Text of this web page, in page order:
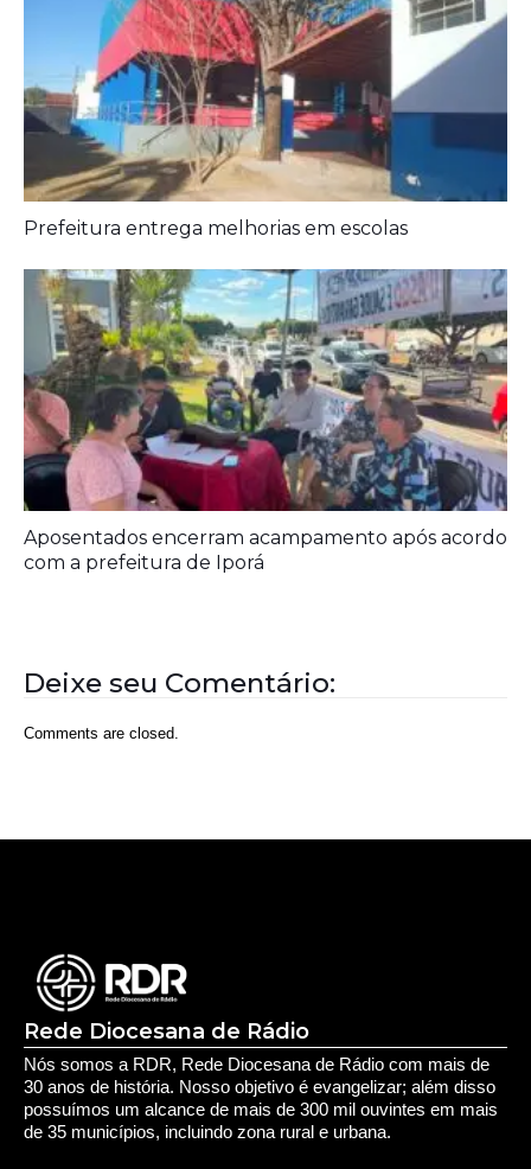
Prefeitura entrega melhorias em escolas
Aposentados encerram acampamento após acordo
com a prefeitura de Iporá
Deixe seu Comentário:
Comments are closed.
Rede Diocesana de Rádio
Nós somos a RDR, Rede Diocesana de Rádio com mais de
30 anos de história. Nosso objetivo é evangelizar; além disso
possuímos um alcance de mais de 300 mil ouvintes em mais
de 35 municípios, incluindo zona rural e urbana.